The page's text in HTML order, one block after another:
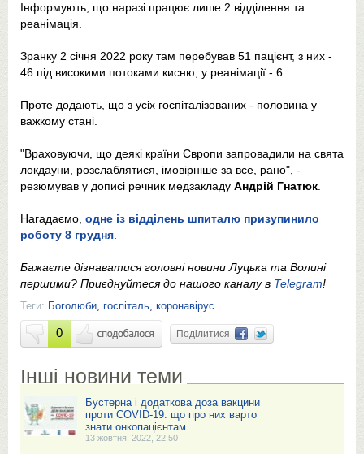
Інформують, що наразі працює лише 2 відділення та
реанімація.
Зранку 2 січня 2022 року там перебував 51 пацієнт, з них -
46 під високими потоками кисню, у реанімації - 6.
Проте додають, що з усіх госпіталізованих - половина у
важкому стані.
"Враховуючи, що деякі країни Європи запровадили на свята
локдауни, розслаблятися, імовірніше за все, рано", -
резюмував у дописі речник медзакладу Андрій Гнатюк
Нагадаємо, одне із відділень шпиталю призупинило
роботу 8 грудня
Бажаєте дізнаватися головні новини Луцька та Волині
першими? Приєднуйтеся до нашого каналу в Telegram!
Теги: Боголюби, госпіталь, коронавірус
0 Поділитися
Інші новини теми
Бустерна і додаткова доза вакцини
проти COVID-19: що про них варто
знати онкопацієнтам
13 жовтня, 2022, 22:50